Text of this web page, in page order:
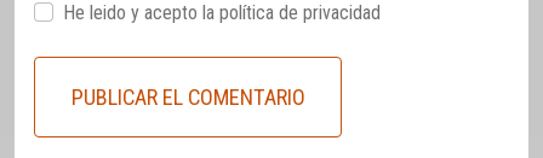
He leido y acepto la política de privacidad